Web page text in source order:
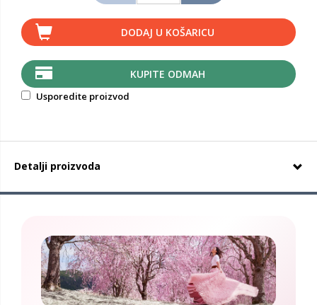
DODAJ U KOŠARICU
KUPITE ODMAH
Usporedite proizvod
Detalji proizvoda